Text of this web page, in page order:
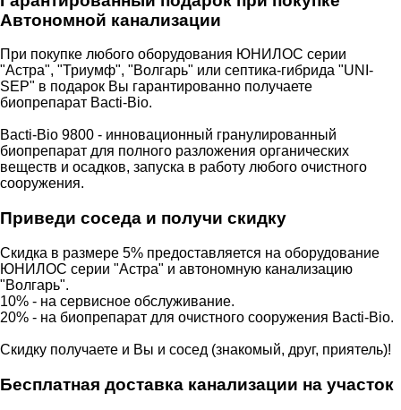
Автономной канализации
При покупке любого оборудования ЮНИЛОС серии
"Астра", "Триумф", "Волгарь" или септика-гибрида "UNI-
SEP" в подарок Вы гарантированно получаете
биопрепарат Bacti-Bio.
Bacti-Bio 9800 - инновационный гранулированный
биопрепарат для полного разложения органических
веществ и осадков, запуска в работу любого очистного
сооружения.
Приведи соседа и получи скидку
Скидка в размере 5% предоставляется на оборудование
ЮНИЛОС серии "Астра" и автономную канализацию
"Волгарь".
10% - на сервисное обслуживание.
20% - на биопрепарат для очистного сооружения Bacti-Bio.
Скидку получаете и Вы и сосед (знакомый, друг, приятель)!
Бесплатная доставка канализации на участок